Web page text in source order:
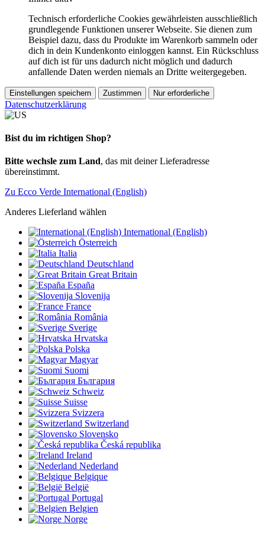
Technisch erforderliche Cookies gewährleisten ausschließlich
grundlegende Funktionen unserer Webseite. Sie dienen zum
Beispiel dazu, dass du Produkte im Warenkorb sammeln oder
dich in dein Kundenkonto einloggen kannst. Ein Rückschluss
auf dich ist für uns dadurch nicht möglich und dadurch
anfallende Daten werden niemals an Dritte weitergegeben.
Einstellungen speichern Zustimmen Nur erforderliche
Datenschutzerklärung
Bist du im richtigen Shop?
Bitte wechsle zum Land, das mit deiner Lieferadresse
übereinstimmt.
Zu Ecco Verde International (English)
Anderes Lieferland wählen
International (English)
Österreich
Italia
Deutschland
Great Britain
España
Slovenija
France
România
Sverige
Hrvatska
Polska
Magyar
Suomi
България
Schweiz
Suisse
Svizzera
Switzerland
Slovensko
Česká republika
Ireland
Nederland
Belgique
België
Portugal
Belgien
Norge